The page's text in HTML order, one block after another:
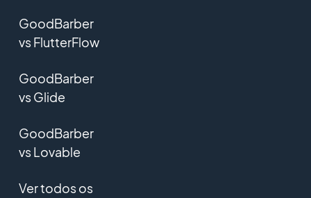
GoodBarber
vs FlutterFlow
GoodBarber
vs Glide
GoodBarber
vs Lovable
Ver todos os